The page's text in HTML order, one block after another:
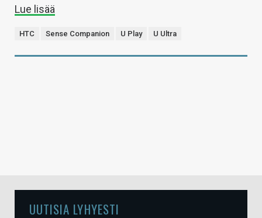
Lue lisää
HTC Sense Companion U Play U Ultra
UUTISIA LYHYESTI